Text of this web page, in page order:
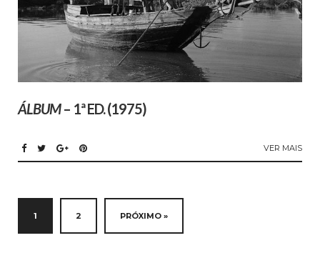
ÁLBUM– 1ª ED. (1975)
VER MAIS
1 2 PRÓXIMO »